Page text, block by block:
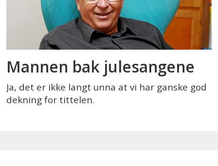
Mannen bak julesangene
Ja, det er ikke langt unna at vi har ganske god
dekning for tittelen.